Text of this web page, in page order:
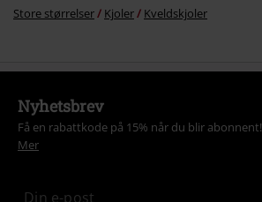
Store størrelser Kjoler Kveldskjoler
Nyhetsbrev
Få en rabattkode på 15% når du blir abonnent!
Mer